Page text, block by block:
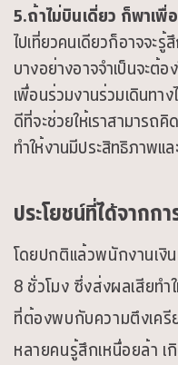
5.ถ้าไม่บินเดี่ยว ก็พาเพื่
ไปเที่ยวคนเดียวก็อาจจะรู้
บางอย่างอาจจำเป็นจะต้
เพื่อนร่วมงานร่วมเดินทา
ดีที่จะช่วยให้เราสามารถ
ทำให้งานมีประสิทธิภาพแ
ประโยชน์ที่ได้จากก
โดยปกติแล้วพนักงานเงิ
8 ชั่วโมง ซึ่งส่งผลเสียท
ที่ต้องพบกับความตึงเครี
หลายคนรู้สึกเหนื่อยล้า เ